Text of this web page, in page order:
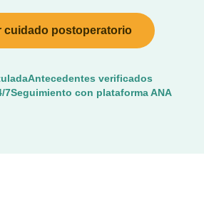
cuidado postoperatorio
Antecedentes verificados
7Seguimiento con plataforma ANA